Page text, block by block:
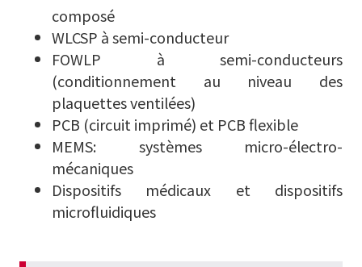
composé
WLCSP à semi-conducteur
FOWLP à semi-conducteurs
(conditionnement au niveau des
plaquettes ventilées)
PCB (circuit imprimé) et PCB flexible
MEMS: systèmes micro-électro-
mécaniques
Dispositifs médicaux et dispositifs
microfluidiques